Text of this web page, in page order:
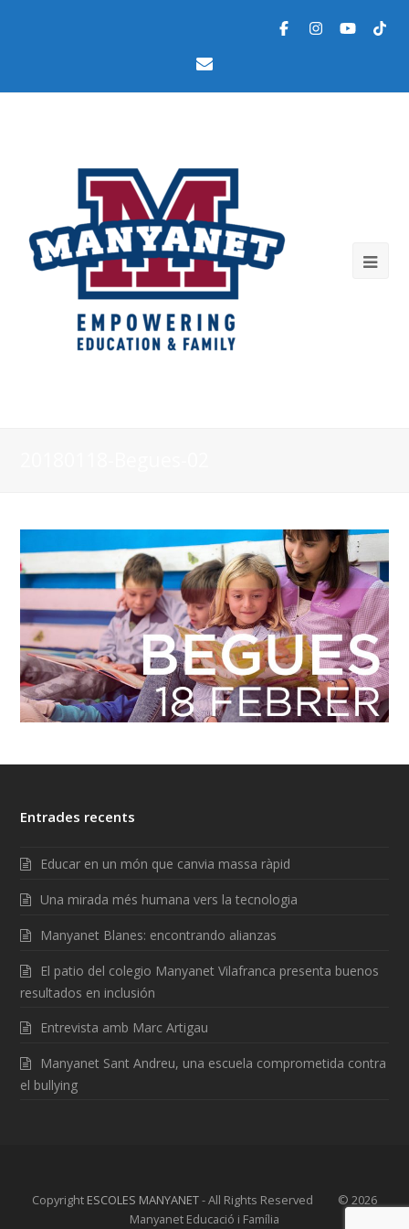
Entrades recents
Educar en un món que canvia massa ràpid
Una mirada més humana vers la tecnologia
Manyanet Blanes: encontrando alianzas
El patio del colegio Manyanet Vilafranca presenta buenos
resultados en inclusión
Entrevista amb Marc Artigau
Manyanet Sant Andreu, una escuela comprometida contra
el bullying
Copyright ESCOLES MANYANET- All Rights Reserved © 2026
Manyanet Educació i Família